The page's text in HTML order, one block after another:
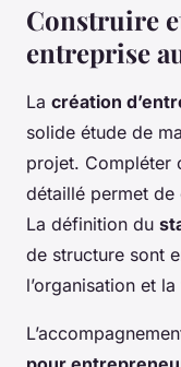
Construire
entreprise
La création
solide étude de
projet. Compléter
détaillé permet
La définition du
de structure sont
l’organisation et